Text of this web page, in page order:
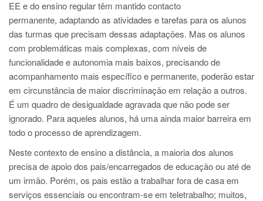
EE e do ensino regular têm mantido contacto
permanente, adaptando as atividades e tarefas para os alunos
das turmas que precisam dessas adaptações. Mas os alunos
com problemáticas mais complexas, com níveis de
funcionalidade e autonomia mais baixos, precisando de
acompanhamento mais específico e permanente, poderão estar
em circunstância de maior discriminação em relação a outros.
É um quadro de desigualdade agravada que não pode ser
ignorado. Para aqueles alunos, há uma ainda maior barreira em
todo o processo de aprendizagem.
Neste contexto de ensino a distância, a maioria dos alunos
precisa de apoio dos pais/encarregados de educação ou até de
um irmão. Porém, os pais estão a trabalhar fora de casa em
serviços essenciais ou encontram-se em teletrabalho; muitos,